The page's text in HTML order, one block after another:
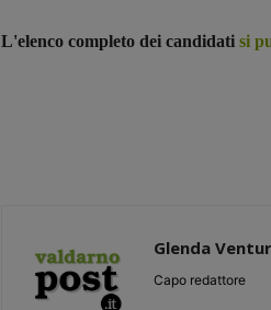
L'elenco completo dei candidati si
Glenda
Capo redattore